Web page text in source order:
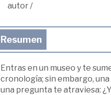
autor/
Resumen
Entras en un museo y te
cronología; sin embargo,
una pregunta te atraviesa: